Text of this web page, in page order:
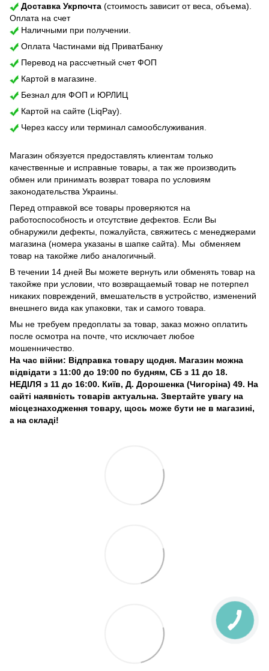
Доставка Укрпочта (стоимость зависит от веса, объема).
Оплата на счет
Наличными при получении.
Оплата Частинами від ПриватБанку
Перевод на рассчетный счет ФОП
Картой в магазине.
Безнал для ФОП и ЮРЛИЦ
Картой на сайте (LiqPay).
Через кассу или терминал самообслуживания.
Магазин обязуется предоставлять клиентам только
качественные и исправные товары, а так же производить
обмен или принимать возврат товара по условиям
законодательства Украины.
Перед отправкой все товары проверяются на
работоспособность и отсутствие дефектов. Если Вы
обнаружили дефекты, пожалуйста, свяжитесь с менеджерами
магазина (номера указаны в шапке сайта). Мы обменяем
товар на такойже либо аналогичный.
В течении 14 дней Вы можете вернуть или обменять товар на
такойже при условии, что возвращаемый товар не потерпел
никаких повреждений, вмешательств в устройство, изменений
внешнего вида как упаковки, так и самого товара.
Мы не требуем предоплаты за товар, заказ можно оплатить
после осмотра на почте, что исключает любое
мошенничество.
На час війни: Відправка товару щодня. Магазин можна
відвідати з 11:00 до 19:00 по будням, СБ з 11 до 18.
НЕДІЛЯ з 11 до 16:00. Київ, Д. Дорошенка (Чигоріна) 49. На
сайті наявність товарів актуальна. Звертайте увагу на
місцезнаходження товару, щось може бути не в магазині,
а на складі!